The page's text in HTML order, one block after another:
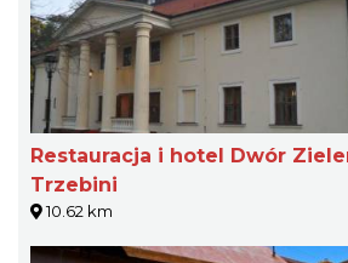
Restauracja i hotel Dwór
Trzebini
10.62 km